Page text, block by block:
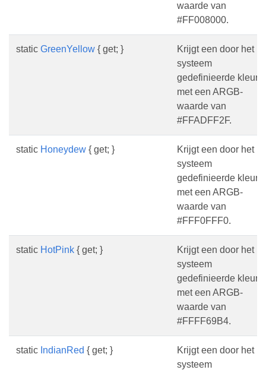
waarde van
#FF008000.
static GreenYellow { get; }
Krijgt een door het
systeem
gedefinieerde kleur
met een ARGB-
waarde van
#FFADFF2F.
static Honeydew { get; }
Krijgt een door het
systeem
gedefinieerde kleur
met een ARGB-
waarde van
#FFF0FFF0.
static HotPink { get; }
Krijgt een door het
systeem
gedefinieerde kleur
met een ARGB-
waarde van
#FFFF69B4.
static IndianRed { get; }
Krijgt een door het
systeem